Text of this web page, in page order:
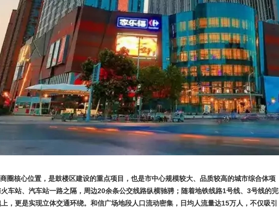
圈核心位置，是鼓楼区建设的重点项目，也是市中心规模较大、品质较高的城市综合体项
车站、汽车站一路之隔，周边20余条公交线路纵横驰骋；随着地铁线路1号线、3号线的完
，更是实现立体交通环绕。和信广场地段人口流动密集，日均人流量达15万人，不仅吸引